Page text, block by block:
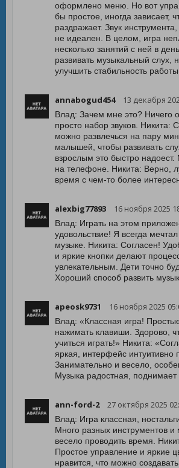
оформлено меню. Но вот
бы простое, иногда зависает,
раздражает. Звук
не идеален. В целом, игра
несколько занятий с ней в
развивать музыкальный слух,
улучшить стабильность работы.
annabogud454 13 декабря
Влад: Зачем мне это? Ничего
просто набор звуков. Никита:
можно развлечься на пару
малышей, чтобы развивать
взрослым это быстро надоест.
на телефоне. Никита: Верно,
время с чем-то более
alexbig77893 16 ноября 2025
Влад: Играть на этом
удовольствие! Я всегда мечтал
музыке. Никита: Согласен!
и яркие кнопки делают
увлекательным. Дети точно
Хороший способ развить
apeosk9731 16 ноября 2025
Влад: «Классная игра!
нажимать клавиши. Здорово,
учиться играть!» Никита:
яркая, интерфейс интуитивно
Занимательно и весело,
Музыка радостная, поднимает
ann-ford-2 27 октября 2025
Влад: Игра классная,
Много разных инструментов
весело проводить время.
Простое управление и яркие
нравится, что можно